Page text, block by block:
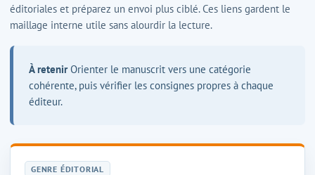
éditoriales et préparez un envoi plus ciblé. Ces liens gardent le
maillage interne utile sans alourdir la lecture.
À retenir Orienter le manuscrit vers une catégorie
cohérente, puis vérifier les consignes propres à chaque
éditeur.
GENRE ÉDITORIAL